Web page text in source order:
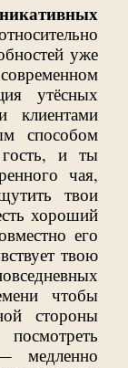
уже
утёсных
клиентами
способом
и ты
чая,
твои
хороший
его
твою
чтобы
стороны
медленно